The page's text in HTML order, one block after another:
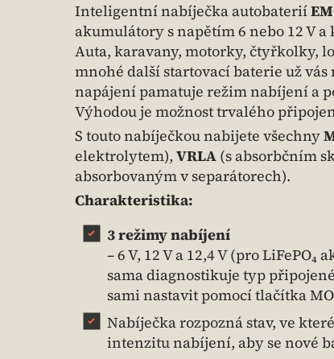
Inteligentní nabíječka autobaterií
akumulátory s napětím 6 nebo 12 V a
Auta, karavany, motorky, čtyřkolky,
mnohé další startovací baterie už
napájení pamatuje režim nabíjení a
Výhodou je možnost trvalého
S touto nabíječkou nabijete všechny
elektrolytem), VRLA (s absorbčním
absorbovaným v separátorech).
Charakteristika:
3 režimy nabíjení
– 6 V, 12 V a 12,4 V (pro
sama diagnostikuje typ
sami nastavit pomocí tlačítka
Nabíječka rozpozná stav, ve
intenzitu nabíjení, aby se nové